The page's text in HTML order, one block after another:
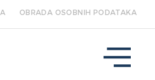
OBRADA OSOBNIH PODATAKA